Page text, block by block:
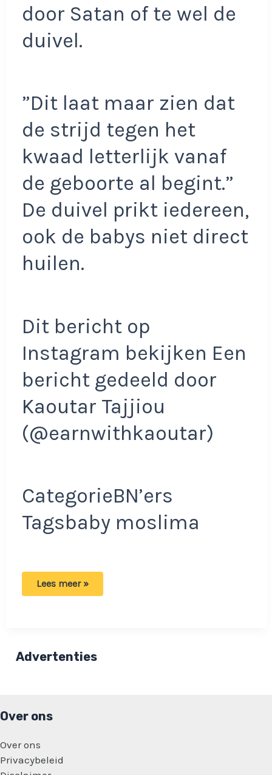
door Satan of te wel de
duivel.
”Dit laat maar zien dat
de strijd tegen het
kwaad letterlijk vanaf
de geboorte al begint.”
De duivel prikt iedereen,
ook de babys niet direct
huilen.
Dit bericht op
Instagram bekijken Een
bericht gedeeld door
Kaoutar Tajjiou
(@earnwithkaoutar)
CategorieBN’ers
Tagsbaby moslima
Nederlandse
babys
huilen
Lees meer »
Advertenties
Over ons
Over ons
Privacybeleid